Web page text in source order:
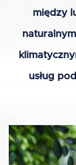
między
usług